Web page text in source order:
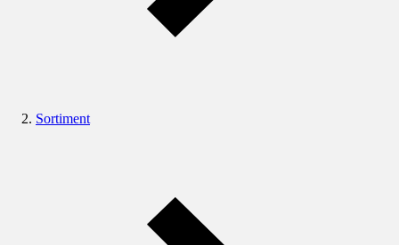
Sortiment